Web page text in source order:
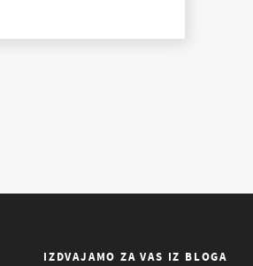
IZDVAJAMO ZA VAS IZ BLOGA